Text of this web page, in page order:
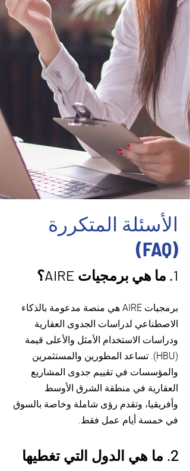
الأسئلة المتكررة
(FAQ)
1. ما هي برمجيات AIRE؟
برمجيات AIRE هي منصة مدعومة بالذكاء
الاصطناعي لدراسات الجدوى العقارية
ودراسات الاستخدام الأمثل والأعلى قيمة
(HBU). تساعد المطورين والمستثمرين
والمؤسسات في تقييم جدوى المشاريع
العقارية في منطقة الشرق الأوسط
وأفريقيا، وتقدم رؤى شاملة وخاصة بالسوق
في خمسة أيام عمل فقط.
2. ما هي الدول التي تغطيها